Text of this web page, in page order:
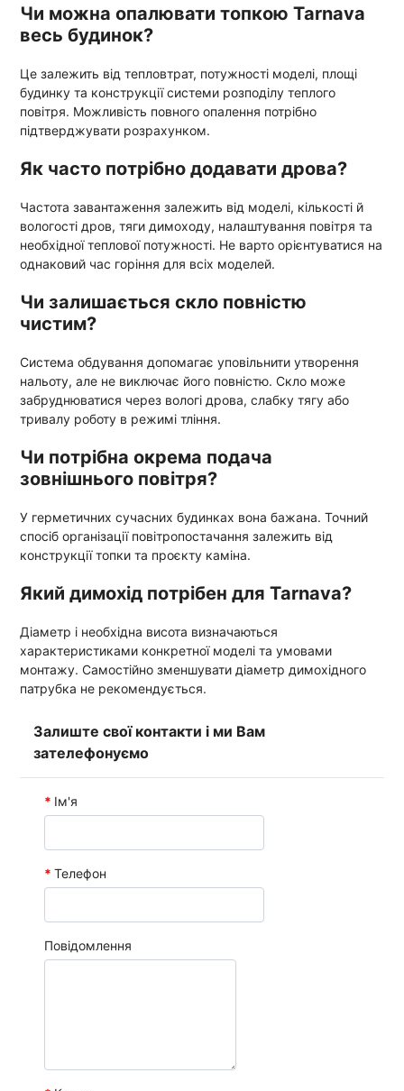
Чи можна опалювати топкою Tarnava
весь будинок?
Це залежить від тепловтрат, потужності моделі, площі
будинку та конструкції системи розподілу теплого
повітря. Можливість повного опалення потрібно
підтверджувати розрахунком.
Як часто потрібно додавати дрова?
Частота завантаження залежить від моделі, кількості й
вологості дров, тяги димоходу, налаштування повітря та
необхідної теплової потужності. Не варто орієнтуватися на
однаковий час горіння для всіх моделей.
Чи залишається скло повністю
чистим?
Система обдування допомагає уповільнити утворення
нальоту, але не виключає його повністю. Скло може
забруднюватися через вологі дрова, слабку тягу або
тривалу роботу в режимі тління.
Чи потрібна окрема подача
зовнішнього повітря?
У герметичних сучасних будинках вона бажана. Точний
спосіб організації повітропостачання залежить від
конструкції топки та проєкту каміна.
Який димохід потрібен для Tarnava?
Діаметр і необхідна висота визначаються
характеристиками конкретної моделі та умовами
монтажу. Самостійно зменшувати діаметр димохідного
патрубка не рекомендується.
Залиште свої контакти і ми Вам
зателефонуємо
Ім'я
Телефон
Повідомлення